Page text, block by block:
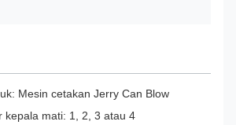
Mesin cetakan Jerry Can Blow
kepala mati: 1, 2, 3 atau 4